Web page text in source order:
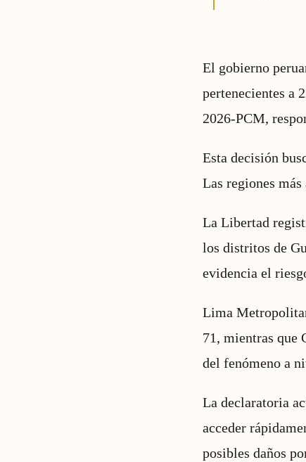
El gobierno
pertenecientes a
2026-PCM,
Esta decisión
Las regiones
La Libertad
los distritos de
evidencia el
Lima
71, mientras que
del fenómeno a
La declaratoria
acceder
posibles daños